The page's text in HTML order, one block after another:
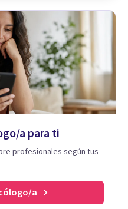
a para ti
profesionales según tus
a